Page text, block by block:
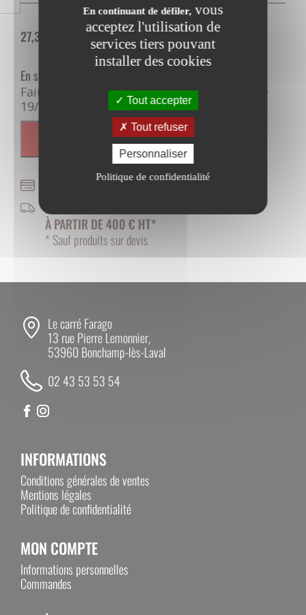
27,39 32,87€TTC
En stock
Faites vous livrer sous 8 à 10 jours, entre le
19/08/2026 et le 21/08/2026
PAIEMENT SÉCURISÉ
FRAIS DE PORT OFFERTS
À PARTIR DE 400 € HT*
* Sauf produits sur devis
Le carré Farago
13 rue Pierre Lemonnier,
53960 Bonchamp-lès-Laval
02 43 53 53 54
INFORMATIONS
Conditions générales de ventes
Mentions légales
Politique de confidentialité
MON COMPTE
Informations personnelles
Commandes
En continuant de défiler, vous
acceptez l'utilisation de
services tiers pouvant
installer des cookies
Tout accepter
Tout refuser
Personnaliser
Politique de confidentialité